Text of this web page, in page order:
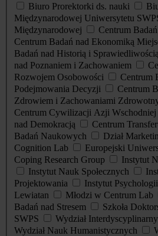
Biuro Prorektorki ds. nauki
Międzynarodowej Uniwersytetu
Międzynarodowej
Centrum
Centrum Badań nad Ekonomiką
Badań nad Historią i Sprawiedliwością
nad Poznaniem i Zachowaniem
Rozwojem Osobowości
Centrum
Podejmowania Decyzji
Centrum
Zdrowiem i Zachowaniami
Centrum Cywilizacji Azji Wschodniej
nad Demokracją
Centrum
Badań Naukowych
Dział
Cognition Lab
Europejski
Coping Research Group
Instytut
Instytut Nauk Społecznych
Projektowania
Instytut Psychologii
Lewiatan
Młodzi w Centrum Lab
Badań nad Stresem
Szkoła
SWPS
Wydział
Wydział Nauk Humanistycznych